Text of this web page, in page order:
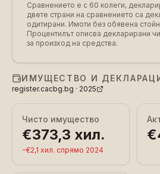
Сравнението е с 60 колеги,
двете страни на сравнението са
одитирани. Имоти без обявена
Процентилът описва декларирани
за произход на средства.
ИМУЩЕСТВО И
register.cacbg.bg · 2025
Чисто имущество
€373,3 хил.
−€2,1 хил. спрямо 2024